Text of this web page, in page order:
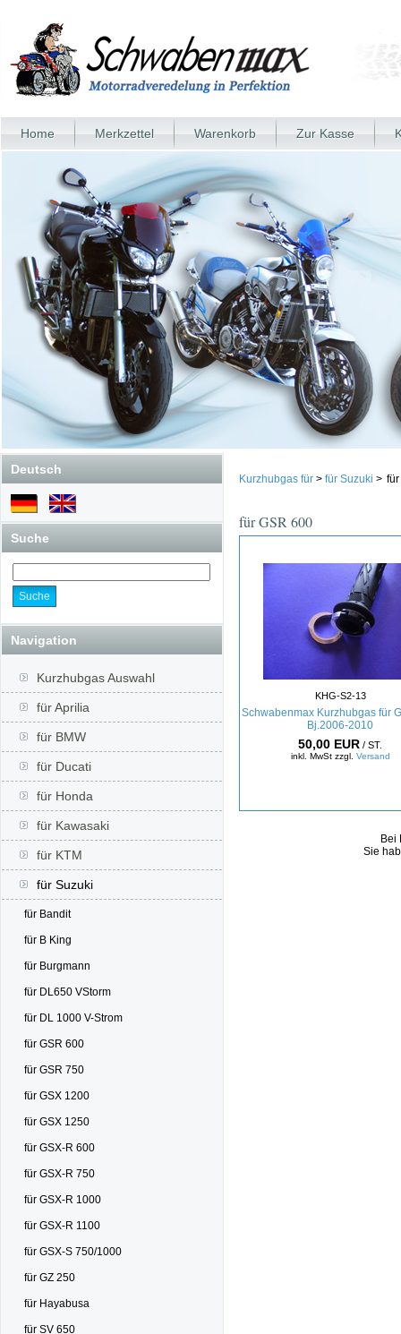
Home Merkzettel Warenkorb Zur Kasse
Deutsch
Suche
Navigation
Kurzhubgas Auswahl
für Aprilia
für BMW
für Ducati
für Honda
für Kawasaki
für KTM
für Suzuki
für Bandit
für B King
für Burgmann
für DL650 VStorm
für DL 1000 V-Strom
für GSR 600
für GSR 750
für GSX 1200
für GSX 1250
für GSX-R 600
für GSX-R 750
für GSX-R 1000
für GSX-R 1100
für GSX-S 750/1000
für GZ 250
für Hayabusa
für SV 650
Kurzhubgas für > für Suzuki >
für GSR 600
KHG-S2-13
Schwabenmax Kurzhubgas für
Bj.2006-2010
50,00 EUR / ST.
inkl. MwSt zzgl. Versand
Bei
Sie